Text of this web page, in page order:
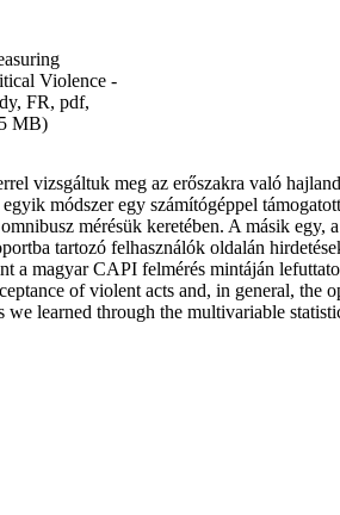
Violence -
FR, pdf,
MB)
vizsgáltuk meg az erőszakra való
módszer egy számítógéppel
mérésük keretében. A másik
tartozó felhasználók oldalán
a magyar CAPI felmérés mintáján
of violent acts and, in general,
learned through the multivariable